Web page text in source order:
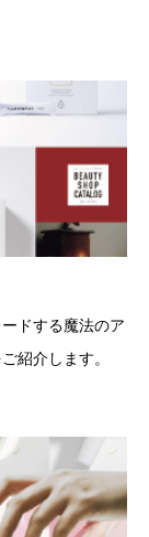
ドする魔法のア
紹介します。